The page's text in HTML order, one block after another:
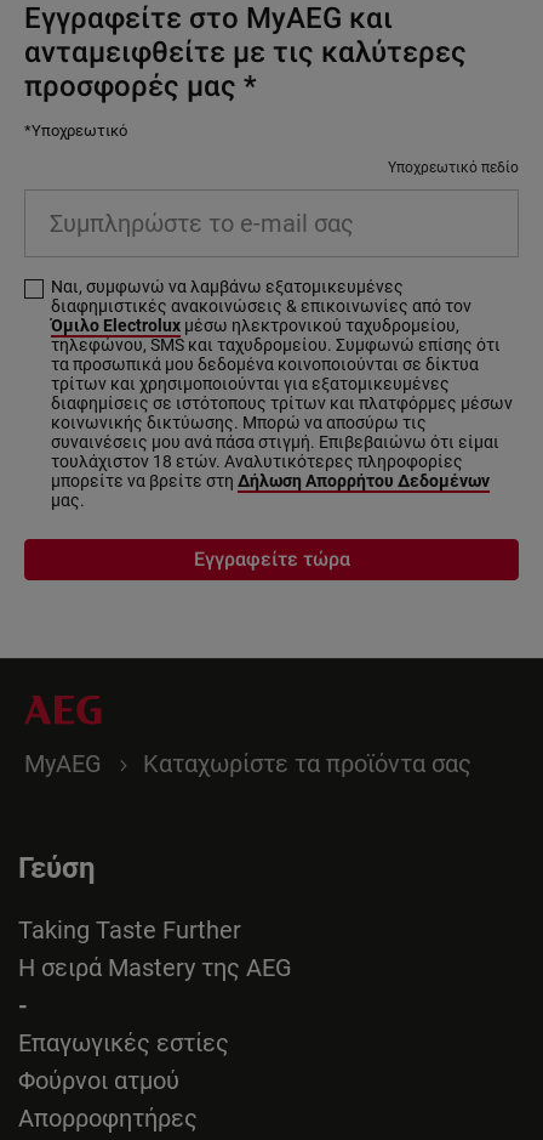
Εγγραφείτε στο MyAEG και
ανταμειφθείτε με τις καλύτερες
προσφορές μας *
*Υποχρεωτικό
Υποχρεωτικό πεδίο
Ναι, συμφωνώ να λαμβάνω εξατομικευμένες
διαφημιστικές ανακοινώσεις & επικοινωνίες από τον
Όμιλο Electrolux μέσω ηλεκτρονικού ταχυδρομείου,
τηλεφώνου, SMS και ταχυδρομείου. Συμφωνώ επίσης ότι
τα προσωπικά μου δεδομένα κοινοποιούνται σε δίκτυα
τρίτων και χρησιμοποιούνται για εξατομικευμένες
διαφημίσεις σε ιστότοπους τρίτων και πλατφόρμες μέσων
κοινωνικής δικτύωσης. Μπορώ να αποσύρω τις
συναινέσεις μου ανά πάσα στιγμή. Επιβεβαιώνω ότι είμαι
τουλάχιστον 18 ετών. Αναλυτικότερες πληροφορίες
μπορείτε να βρείτε στη Δήλωση Απορρήτου Δεδομένων
μας.
Εγγραφείτε τώρα
MyAEG Καταχωρίστε τα προϊόντα σας
Γεύση
Taking Taste Further
Η σειρά Mastery της AEG
-
Επαγωγικές εστίες
Φούρνοι ατμού
Απορροφητήρες